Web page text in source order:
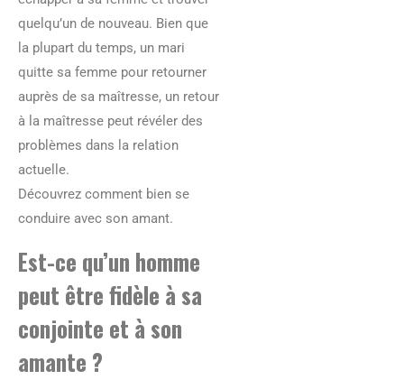
quelqu’un de nouveau. Bien que
la plupart du temps, un mari
quitte sa femme pour retourner
auprès de sa maîtresse, un retour
à la maîtresse peut révéler des
problèmes dans la relation
actuelle.
Découvrez comment bien se
conduire avec son amant.
Est-ce qu’un homme
peut être fidèle à sa
conjointe et à son
amante ?